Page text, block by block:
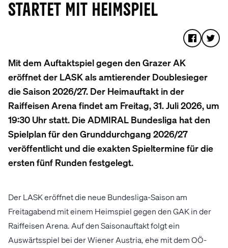
STARTET MIT HEIMSPIEL
Mit dem Auftaktspiel gegen den Grazer AK
eröffnet der LASK als amtierender Doublesieger
die Saison 2026/27. Der Heimauftakt in der
Raiffeisen Arena findet am Freitag, 31. Juli 2026, um
19:30 Uhr statt. Die ADMIRAL Bundesliga hat den
Spielplan für den Grunddurchgang 2026/27
veröffentlicht und die exakten Spieltermine für die
ersten fünf Runden festgelegt.
Der LASK eröffnet die neue Bundesliga-Saison am
Freitagabend mit einem Heimspiel gegen den GAK in der
Raiffeisen Arena. Auf den Saisonauftakt folgt ein
Auswärtsspiel bei der Wiener Austria, ehe mit dem OÖ-